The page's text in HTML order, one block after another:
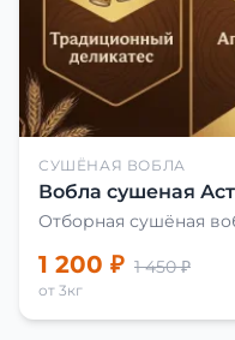
СУШЁНАЯ ВОБЛА
Вобла сушеная
Отборная сушёная
1 200 ₽ 1 450 ₽
от 3кг